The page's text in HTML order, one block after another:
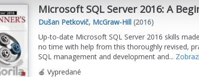
Microsoft SQL Server 2016: A
Dušan Petkovič, McGraw-Hill(2016)
Up-to-date Microsoft SQL Server 2016 skills
no time with help from this thoroughly revised,
SQL management and development and...
🍎 Vypredané